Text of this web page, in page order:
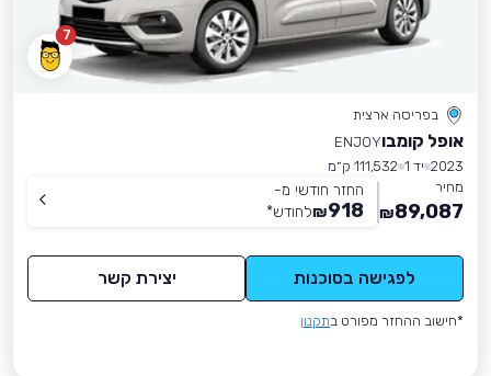
7
בפריסה ארצית
אופל קומבוENJOY
2023 יד 1
111,532 ק״מ
מחיר
89,087
₪
החזר חודשי מ-
918
₪לחודש*
לפגישה בסוכנות יצירת קשר
*חישוב ההחזר מפורט בתקנון